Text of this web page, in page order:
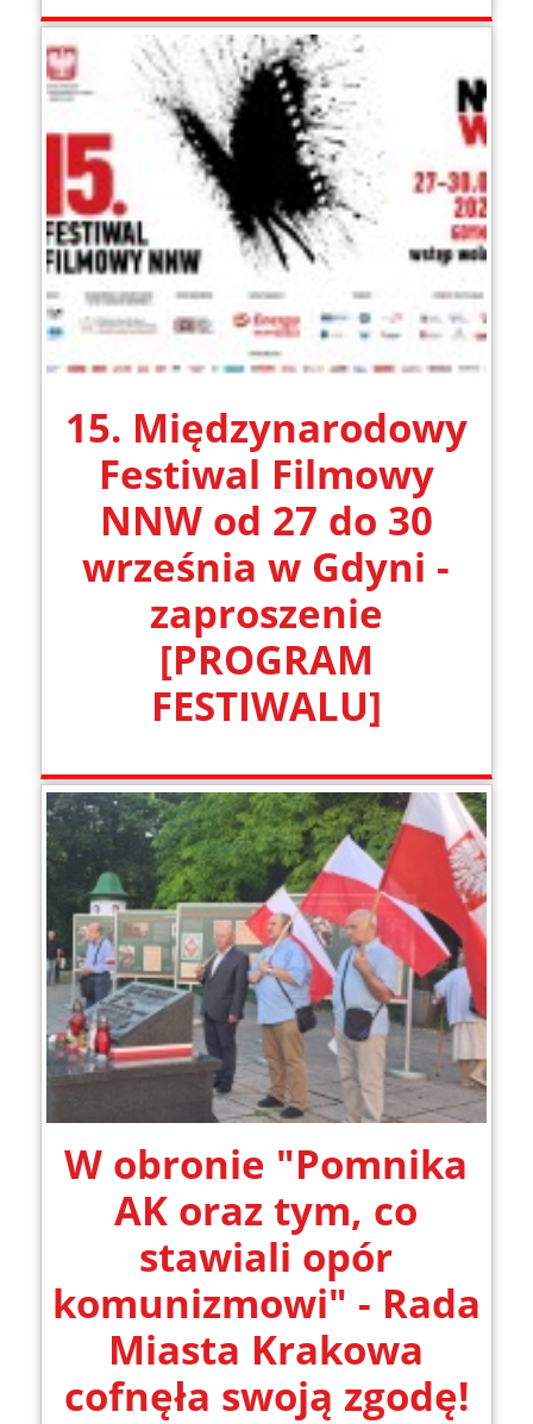
15. Międzynarodowy
Festiwal Filmowy
NNW od 27 do 30
września w Gdyni -
zaproszenie
[PROGRAM
FESTIWALU]
W obronie "Pomnika
AK oraz tym, co
stawiali opór
komunizmowi" - Rada
Miasta Krakowa
cofnęła swoją zgodę!